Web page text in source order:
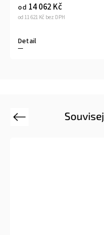
Previous
od 8 430 Kč bez DPH
od10 200 Kč